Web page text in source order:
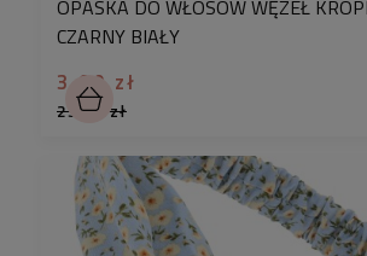
OPASKA DO WŁOSÓW WĘZEŁ
CZARNY BIAŁY
3,90 zł
25,90 zł